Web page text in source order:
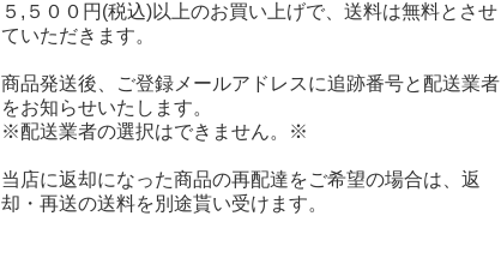
５,５００円(税込)以上のお買い上げで、送料は無料とさせ
ていただきます。
商品発送後、ご登録メールアドレスに追跡番号と配送業者
をお知らせいたします。
※配送業者の選択はできません。※
当店に返却になった商品の再配達をご希望の場合は、返
却・再送の送料を別途貰い受けます。